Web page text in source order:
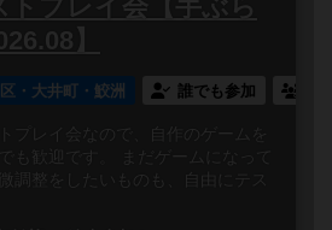
トプレイ会【手ぶら
】
・大井町・鮫洲 誰でも参加
も歓迎です。 まだゲームになって
調整をしたいものも、自由にテス